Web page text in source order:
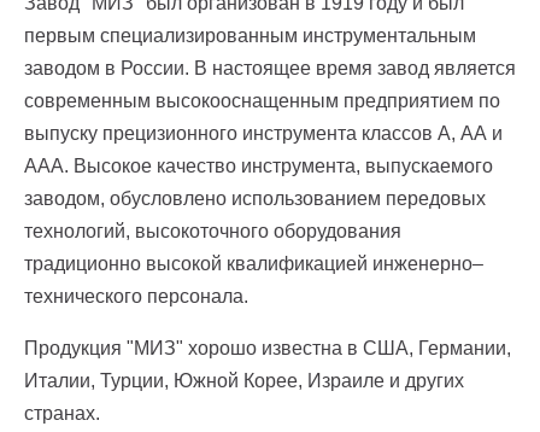
первым специализированным инструментальным
заводом в России. В настоящее время завод является
современным высокооснащенным предприятием по
выпуску прецизионного инструмента классов А, АА и
ААА. Высокое качество инструмента, выпускаемого
заводом, обусловлено использованием передовых
технологий, высокоточного оборудования
традиционно высокой квалификацией инженерно–
технического персонала.
Продукция "МИЗ" хорошо известна в США, Германии,
Италии, Турции, Южной Корее, Израиле и других
странах.